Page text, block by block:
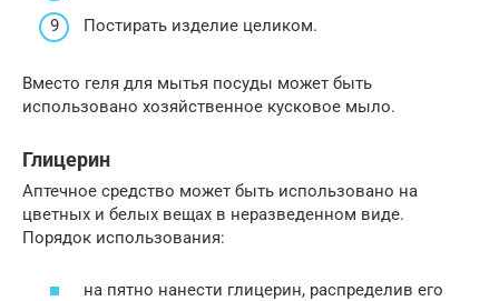
Постирать изделие целиком.
Вместо геля для мытья посуды может быть
использовано хозяйственное кусковое мыло.
Глицерин
Аптечное средство может быть использовано на
цветных и белых вещах в неразведенном виде.
Порядок использования:
на пятно нанести глицерин, распределив его